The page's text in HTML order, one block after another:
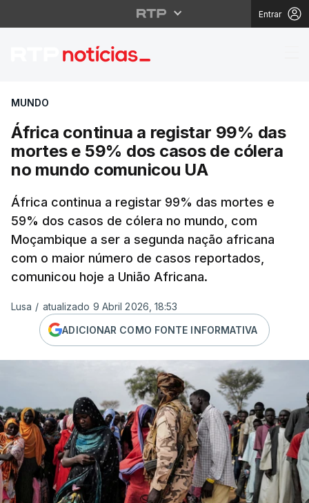
Entrar
África continua a
MUNDO
África continua a registar 99% das
mortes e 59% dos casos de cólera
no mundo comunicou UA
África continua a registar 99% das mortes e
59% dos casos de cólera no mundo, com
Moçambique a ser a segunda nação africana
com o maior número de casos reportados,
comunicou hoje a União Africana.
Lusa / atualizado 9 Abril 2026, 18:53
ADICIONAR COMO FONTE INFORMATIVA